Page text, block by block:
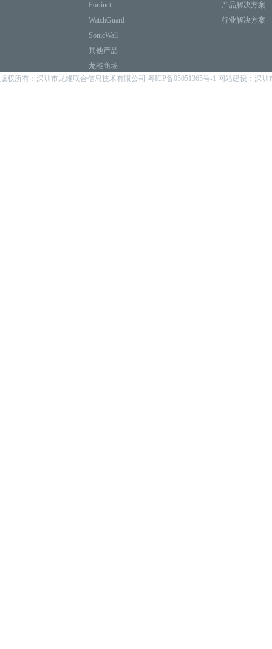
Fortinet
WatchGuard
SonicWall
其他产品
龙维商场
产品解决方案
行业解决方案
版权所有：深圳市龙维联合信息技术有限公司 粤ICP备05051365号-1 网站建设：深